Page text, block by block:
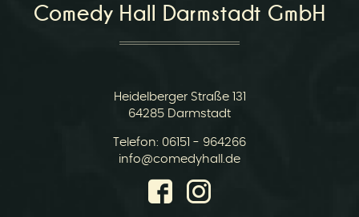
Comedy Hall Darmstadt GmbH
Heidelberger Straße 131
64285 Darmstadt
Telefon: 06151 - 964266
E-
info@comedyhall.de